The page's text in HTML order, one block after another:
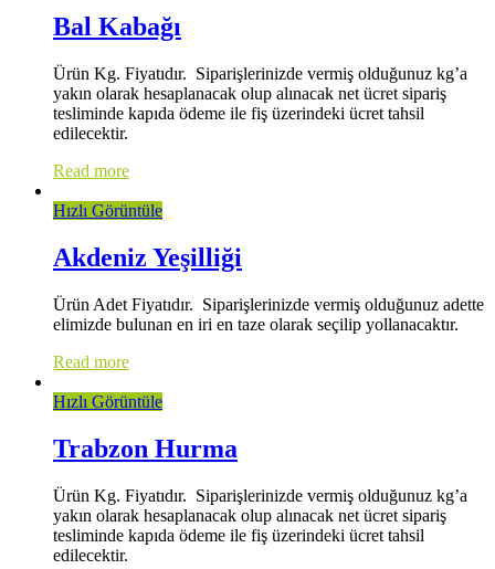
Bal Kabağı
Ürün Kg. Fiyatıdır. Siparişlerinizde vermiş olduğunuz kg’a
yakın olarak hesaplanacak olup alınacak net ücret sipariş
tesliminde kapıda ödeme ile fiş üzerindeki ücret tahsil
edilecektir.
Read more
Hızlı Görüntüle
Akdeniz Yeşilliği
Ürün Adet Fiyatıdır. Siparişlerinizde vermiş olduğunuz adette
elimizde bulunan en iri en taze olarak seçilip yollanacaktır.
Read more
Hızlı Görüntüle
Trabzon Hurma
Ürün Kg. Fiyatıdır. Siparişlerinizde vermiş olduğunuz kg’a
yakın olarak hesaplanacak olup alınacak net ücret sipariş
tesliminde kapıda ödeme ile fiş üzerindeki ücret tahsil
edilecektir.